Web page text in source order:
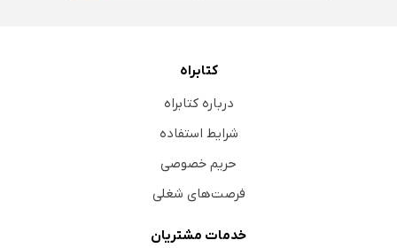
کتابراه
درباره کتابراه
شرایط استفاده
حریم خصوصی
فرصت‌های شغلی
خدمات مشتریان